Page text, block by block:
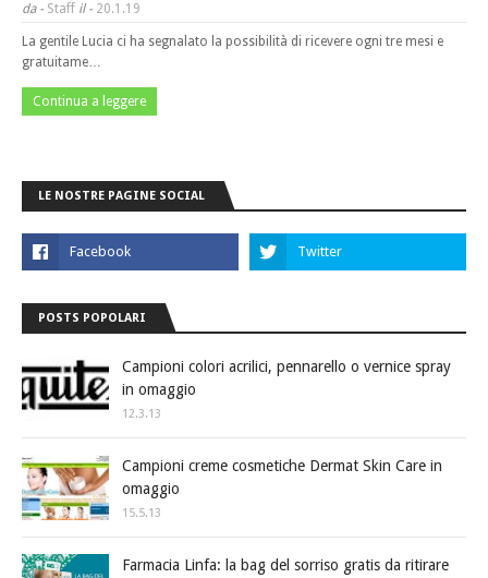
da - Staff il - 20.1.19
La gentile Lucia ci ha segnalato la possibilità di ricevere ogni tre mesi e
gratuitame…
Continua a leggere
LE NOSTRE PAGINE SOCIAL
POSTS POPOLARI
Campioni colori acrilici, pennarello o vernice spray
in omaggio
12.3.13
Campioni creme cosmetiche Dermat Skin Care in
omaggio
15.5.13
Farmacia Linfa: la bag del sorriso gratis da ritirare